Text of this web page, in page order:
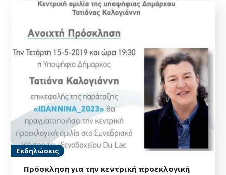
Εκδηλώσεις
Πρόσκληση για την κεντρική προεκλογική